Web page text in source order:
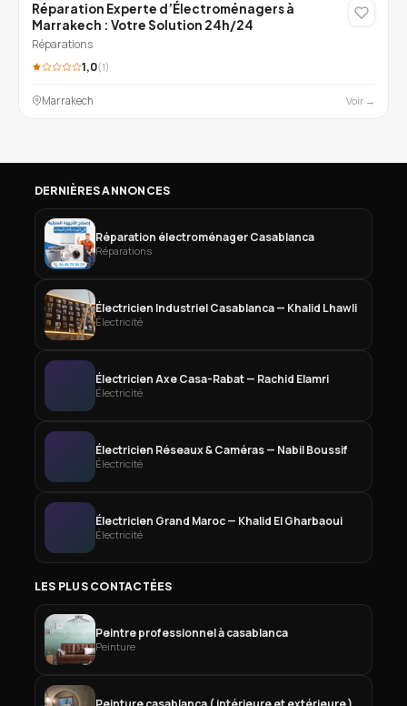
Réparation Experte d’Électroménagers à
Marrakech : Votre Solution 24h/24
Réparations
1,0(1)
Marrakech Voir →
DERNIÈRES ANNONCES
Réparation électroménager Casablanca
Réparations
Électricien Industriel Casablanca — Khalid Lhawli
Électricité
Électricien Axe Casa-Rabat — Rachid Elamri
Électricité
Électricien Réseaux & Caméras — Nabil Boussif
Électricité
Électricien Grand Maroc — Khalid El Gharbaoui
Électricité
LES PLUS CONTACTÉES
Peintre professionnel à casablanca
Peinture